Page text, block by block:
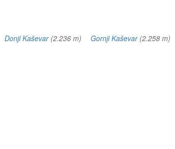
Donji Kaševar(2.236 m) Gornji Kaševar(2.258 m)